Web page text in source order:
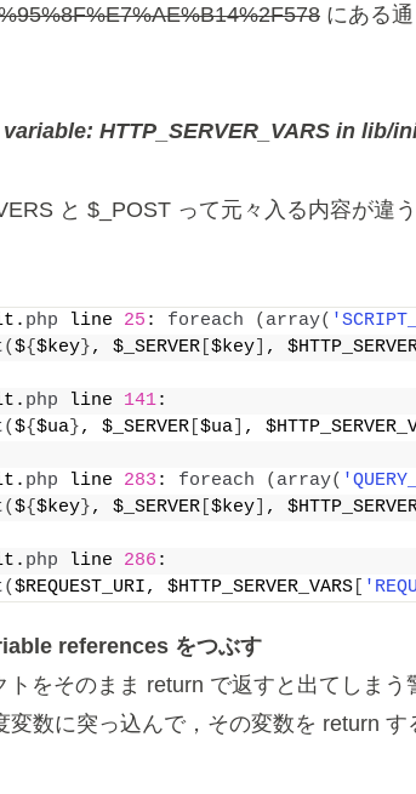
にある
HTTP_SERVER_VARS in lib/
と $_POST って元々入る内容が違
php line 25 : foreach ( array(
(${$key}, $_SERVER $key ,
php line 141:
(${$ua}, $_SERVER $ua ,
php line 283 : foreach ( array(
(${$key}, $_SERVER $key ,
php line 286 :
($REQUEST_URI, $HTTP_SERVER_VARS
references をつぶす
トをそのまま return で返すと出てしま
変数に突っ込んで，その変数を return